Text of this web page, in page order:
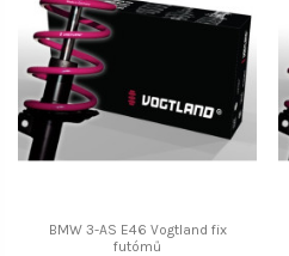
BMW 3-AS E46 Vogtland fix
futómű